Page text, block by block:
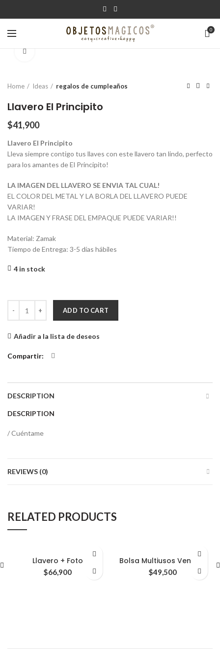
0
Home Ideas regalos de cumpleaños
Llavero El Principito
$41,900
Llavero El Principito
Lleva siempre contigo tus llaves con este llavero tan lindo, perfecto
para los amantes de El Principito!
LA IMAGEN DEL LLAVERO SE ENVIA TAL CUAL!
EL COLOR DEL METAL Y LA BORLA DEL LLAVERO PUEDE
VARIAR!
LA IMAGEN Y FRASE DEL EMPAQUE PUEDE VARIAR!!
Material: Zamak
Tiempo de Entrega: 3-5 días hábiles
4 in stock
ADD TO CART
Añadir a la lista de deseos
Compartir
DESCRIPTION
DESCRIPTION
/ Cuéntame
REVIEWS (0)
RELATED PRODUCTS
Llavero + Foto
$66,900
Bolsa Multiusos Venado
$49,500